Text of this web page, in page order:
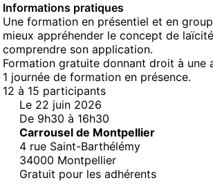
Informations pratiques
Une formation en présentiel et en
mieux appréhender le concept de
comprendre son application.
Formation gratuite donnant droit à une
1 journée de formation en présence.
12 à 15 participants
Le 22 juin 2026
De 9h30 à 16h30
Carrousel de Montpellier
4 rue Saint-Barthélémy
34000 Montpellier
Gratuit pour les adhérents